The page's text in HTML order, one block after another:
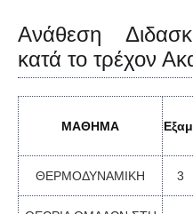
Ανάθεση
κατά το τρέχον
ΜΑΘΗΜΑ
ΘΕΡΜΟΔΥΝΑΜΙΚΗ 3